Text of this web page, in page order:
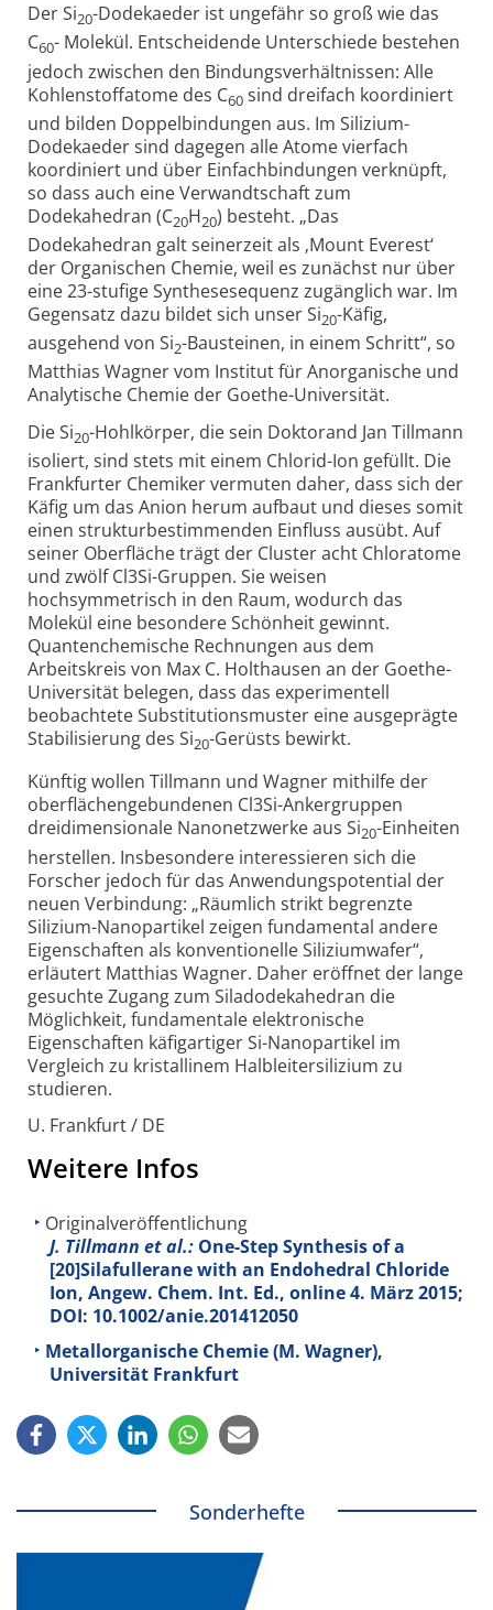
Der Si20-Dodekaeder ist ungefähr so groß wie das
C60- Molekül. Entscheidende Unterschiede bestehen
jedoch zwischen den Bindungsverhältnissen: Alle
Kohlenstoffatome des C60 sind dreifach koordiniert
und bilden Doppelbindungen aus. Im Silizium-
Dodekaeder sind dagegen alle Atome vierfach
koordiniert und über Einfachbindungen verknüpft,
so dass auch eine Verwandtschaft zum
Dodekahedran (C20H20) besteht. „Das
Dodekahedran galt seinerzeit als ‚Mount Everest‘
der Organischen Chemie, weil es zunächst nur über
eine 23-stufige Synthesesequenz zugänglich war. Im
Gegensatz dazu bildet sich unser Si20-Käfig,
ausgehend von Si2-Bausteinen, in einem Schritt“, so
Matthias Wagner vom Institut für Anorganische und
Analytische Chemie der Goethe-Universität.
Die Si20-Hohlkörper, die sein Doktorand Jan Tillmann
isoliert, sind stets mit einem Chlorid-Ion gefüllt. Die
Frankfurter Chemiker vermuten daher, dass sich der
Käfig um das Anion herum aufbaut und dieses somit
einen strukturbestimmenden Einfluss ausübt. Auf
seiner Oberfläche trägt der Cluster acht Chloratome
und zwölf Cl3Si-Gruppen. Sie weisen
hochsymmetrisch in den Raum, wodurch das
Molekül eine besondere Schönheit gewinnt.
Quantenchemische Rechnungen aus dem
Arbeitskreis von Max C. Holthausen an der Goethe-
Universität belegen, dass das experimentell
beobachtete Substitutionsmuster eine ausgeprägte
Stabilisierung des Si20-Gerüsts bewirkt.
Künftig wollen Tillmann und Wagner mithilfe der
oberflächengebundenen Cl3Si-Ankergruppen
dreidimensionale Nanonetzwerke aus Si20-Einheiten
herstellen. Insbesondere interessieren sich die
Forscher jedoch für das Anwendungspotential der
neuen Verbindung: „Räumlich strikt begrenzte
Silizium-Nanopartikel zeigen fundamental andere
Eigenschaften als konventionelle Siliziumwafer“,
erläutert Matthias Wagner. Daher eröffnet der lange
gesuchte Zugang zum Siladodekahedran die
Möglichkeit, fundamentale elektronische
Eigenschaften käfigartiger Si-Nanopartikel im
Vergleich zu kristallinem Halbleitersilizium zu
studieren.
U. Frankfurt / DE
Weitere Infos
Originalveröffentlichung
J. Tillmann et al.: One-Step Synthesis of a
[20]Silafullerane with an Endohedral Chloride
Ion, Angew. Chem. Int. Ed., online 4. März 2015;
DOI: 10.1002/anie.201412050
Metallorganische Chemie (M. Wagner),
Universität Frankfurt
Sonderhefte